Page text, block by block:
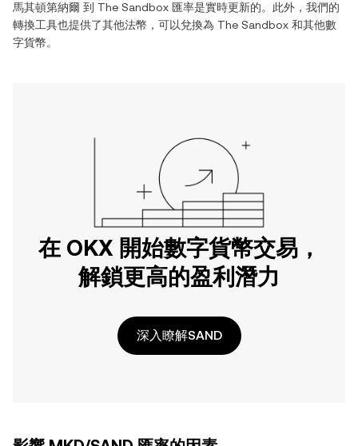
馬其頓第納爾 到 The Sandbox 匯率是實時更新的。此外，我們的
轉換工具也提供了其他法幣，可以兌換為 The Sandbox 和其他數
字貨幣。
在 OKX 開始數字貨幣交易，
解鎖更高的盈利潛力
深入瞭解SAND